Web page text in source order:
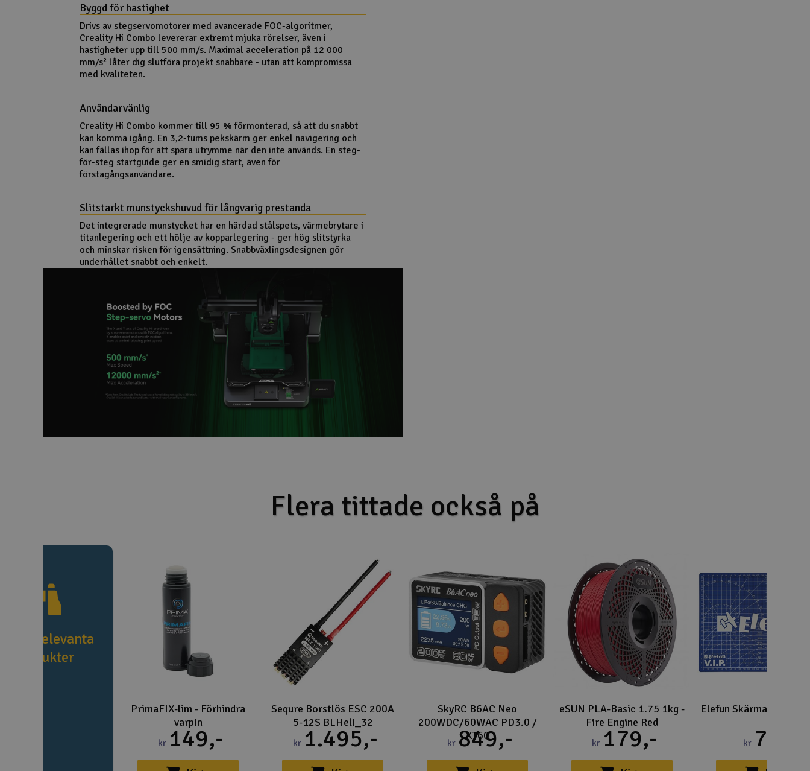
Byggd för hastighet
Drivs av stegservomotorer med avancerade FOC-algoritmer,
Creality Hi Combo levererar extremt mjuka rörelser, även i
hastigheter upp till 500 mm/s. Maximal acceleration på 12 000
mm/s² låter dig slutföra projekt snabbare - utan att kompromissa
med kvaliteten.
Användarvänlig
Creality Hi Combo kommer till 95 % förmonterad, så att du snabbt
kan komma igång. En 3,2-tums pekskärm ger enkel navigering och
kan fällas ihop för att spara utrymme när den inte används. En steg-
för-steg startguide ger en smidig start, även för
förstagångsanvändare.
Slitstarkt munstyckshuvud för långvarig prestanda
Det integrerade munstycket har en härdad stålspets, värmebrytare i
titanlegering och ett hölje av kopparlegering - ger hög slitstyrka
och minskar risken för igensättning. Snabbväxlingsdesignen gör
underhållet snabbt och enkelt.
Flera tittade också på
fler relevanta
produkter
PrimaFIX-lim - Förhindra
varpin
kr 149,-
Sequre Borstlös ESC 200A
5-12S BLHeli_32
kr 1.495,-
SkyRC B6AC Neo
200WDC/60WAC PD3.0 /
XT60
kr 849,-
eSUN PLA-Basic 1.75 1kg -
Fire Engine Red
kr 179,-
Elefun Skärmatta A4
kr 75,-